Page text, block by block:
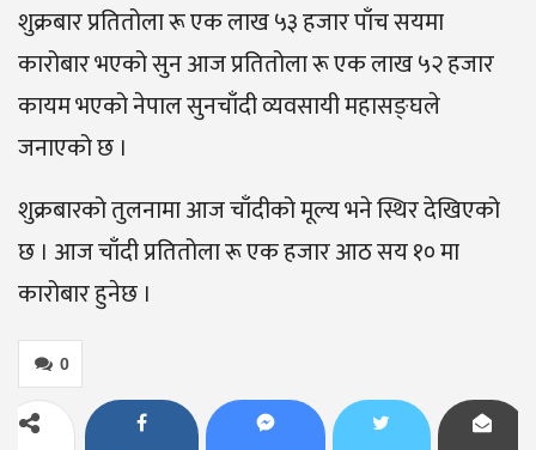
शुक्रबार प्रतितोला रू एक लाख ५३ हजार पाँच सयमा
कारोबार भएको सुन आज प्रतितोला रू एक लाख ५२ हजार
कायम भएको नेपाल सुनचाँदी व्यवसायी महासङ्घले
जनाएको छ ।
शुक्रबारको तुलनामा आज चाँदीको मूल्य भने स्थिर देखिएको
छ । आज चाँदी प्रतितोला रू एक हजार आठ सय १० मा
कारोबार हुनेछ ।
0